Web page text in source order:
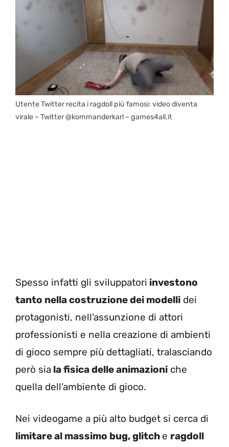
Utente Twitter recita i ragdoll più famosi: video diventa
virale – Twitter @kommanderkarl – games4all.it
Spesso infatti gli sviluppatori investono
tanto nella costruzione dei modelli dei
protagonisti, nell’assunzione di attori
professionisti e nella creazione di ambienti
di gioco sempre più dettagliati, tralasciando
però sia la fisica delle animazioni che
quella dell’ambiente di gioco.
Nei videogame a più alto budget si cerca di
limitare al massimo bug, glitch e ragdoll